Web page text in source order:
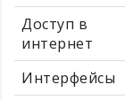
Доступ в
интернет
Интерфейсы